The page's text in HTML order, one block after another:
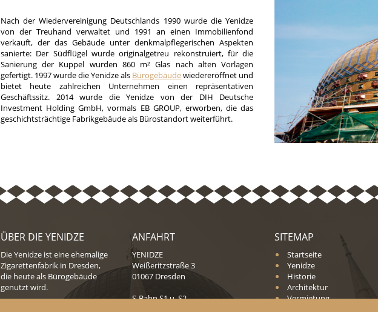
Nach der Wiedervereinigung Deutschlands 1990 wurde die Yenidze
von der Treuhand verwaltet und 1991 an einen Immobilienfond
verkauft, der das Gebäude unter denkmalpflegerischen Aspekten
sanierte: Der Südflügel wurde originalgetreu rekonstruiert, für die
Sanierung der Kuppel wurden 860 m² Glas nach alten Vorlagen
gefertigt. 1997 wurde die Yenidze als Bürogebäudewiedereröffnet und
bietet heute zahlreichen Unternehmen einen repräsentativen
Geschäftssitz. 2014 wurde die Yenidze von der DIH Deutsche
Investment Holding GmbH, vormals EB GROUP, erworben, die das
geschichtsträchtige Fabrikgebäude als Bürostandort weiterführt.
ÜBER DIE YENIDZE
Die Yenidze ist eine ehemalige
Zigarettenfabrik in Dresden,
die heute als Bürogebäude
genutzt wird.
ANFAHRT
YENIDZE
Weißeritzstraße 3
01067 Dresden
S-Bahn S1 u. S2,
SITEMAP
Startseite
Yenidze
Historie
Architektur
Vermietung